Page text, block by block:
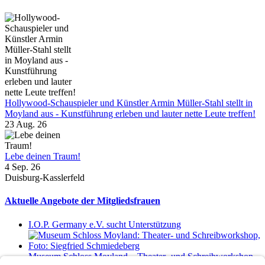
Hollywood-Schauspieler und Künstler Armin Müller-Stahl stellt in
Moyland aus - Kunstführung erleben und lauter nette Leute treffen!
23 Aug. 26
Lebe deinen Traum!
4 Sep. 26
Duisburg-Kasslerfeld
Aktuelle Angebote der Mitgliedsfrauen
I.O.P. Germany e.V. sucht Unterstützung
Museum Schloss Moyland – Theater- und Schreibworkshop